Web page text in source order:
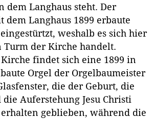
dem Langhaus steht. Der
Langhaus 1899 erbaute
weshalb es sich hier
Turm der Kirche handelt.
findet sich eine 1899 in
Orgel der Orgelbaumeister
die der Geburt, die
Auferstehung Jesu Christi
geblieben, während die